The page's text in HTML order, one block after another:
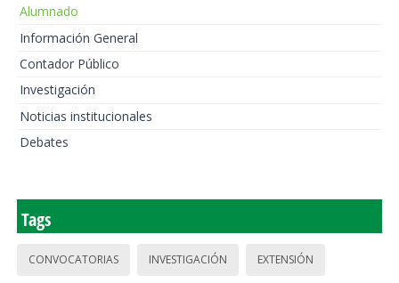
Alumnado
Información General
Contador Público
Investigación
Noticias institucionales
Debates
Tags
CONVOCATORIAS INVESTIGACIÓN EXTENSIÓN